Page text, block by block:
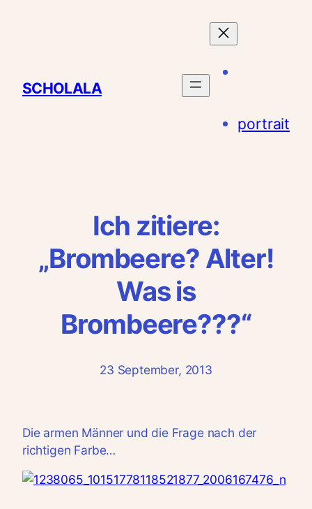
SCHOLALA
portrait
Ich zitiere:
„Brombeere? Alter!
Was is
Brombeere???“
23 September, 2013
Die armen Männer und die Frage nach der
richtigen Farbe…